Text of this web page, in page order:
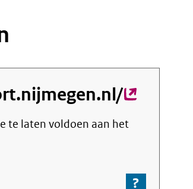
(externe
link)
te laten voldoen aan het
?